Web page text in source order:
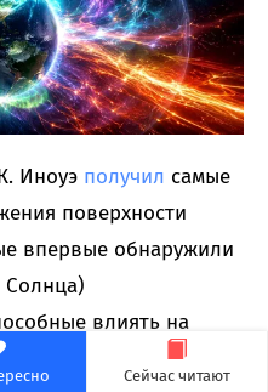
Сейчас читают
Иноуэ получил самые
поверхности
впервые обнаружили
влиять на
процессы в